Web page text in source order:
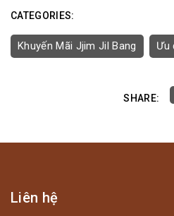
CATEGORIES:
Khuyến Mãi Jjim Jil Bang Ưu
SHARE:
Liên hệ